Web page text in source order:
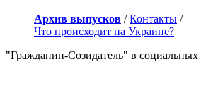
Архив выпусков /Контакты /
Что происходит на Украине?
"Гражданин-Созидатель" в социальных